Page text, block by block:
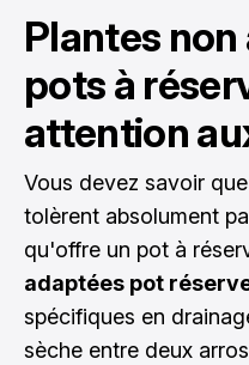
Plantes
pots à
attention
Vous devez savoir
tolèrent absolument
qu'offre un pot à
adaptées pot
spécifiques en
sèche entre deux